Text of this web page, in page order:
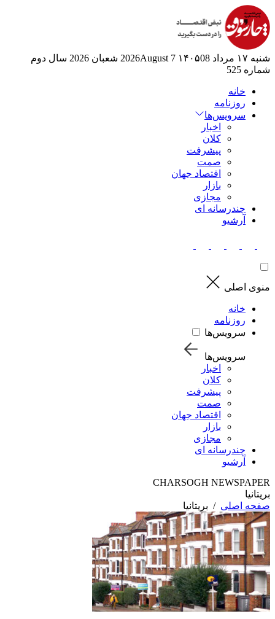
شنبه ۱۷ مرداد ۱۴۰۵ 08 2026August 7 شعبان 2026
سال دوم
شماره 525
خانه
روزنامه
سرویس‌ها
اخبار
کلان
پیشرفت
صمت
اقتصاد جهان
بازار
مجازی
چندرسانه ای
آرشیو
منوی اصلی
خانه
روزنامه
سرویس‌ها
سرویس‌ها
اخبار
کلان
پیشرفت
صمت
اقتصاد جهان
بازار
مجازی
چندرسانه ای
آرشیو
CHARSOGH NEWSPAPER
بریتانیا
صفحه اصلی / بریتانیا